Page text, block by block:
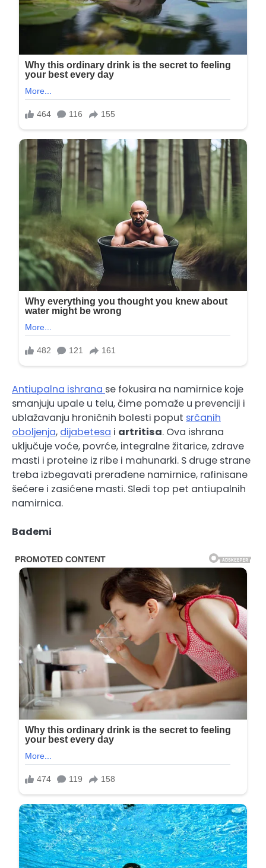
Antiupalna ishrana se fokusira na namirnice koje
smanjuju upale u telu, čime pomaže u prevenciji i
ublažavanju hroničnih bolesti poput srčanih
oboljenja, dijabetesa i artritisa. Ova ishrana
uključuje voće, povrće, integralne žitarice, zdrave
masti i proteine iz ribe i mahunarki. S druge strane
treba izbegavati prerađene namirnice, rafinisane
šećere i zasićene masti. Sledi top pet antiupalnih
namirnica.
Bademi